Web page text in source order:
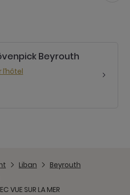
Beyrouth
l’hôtel
Liban
Beyrouth
VUE SUR LA MER